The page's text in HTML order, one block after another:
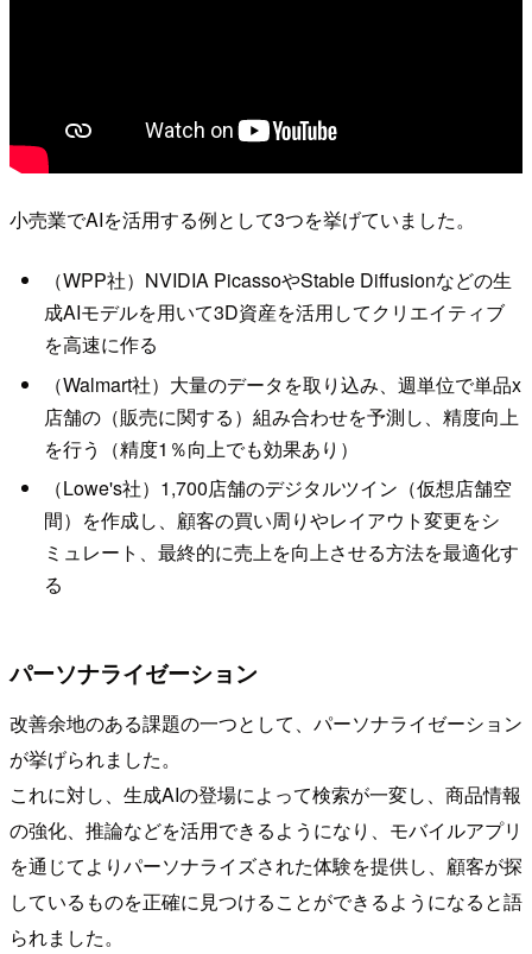
小売業でAIを活用する例として3つを挙げていました。
（WPP社）NVIDIA PicassoやStable Diffusionなどの生
成AIモデルを用いて3D資産を活用してクリエイティブ
を高速に作る
（Walmart社）大量のデータを取り込み、週単位で単品x
店舗の（販売に関する）組み合わせを予測し、精度向上
を行う（精度1％向上でも効果あり）
（Lowe's社）1,700店舗のデジタルツイン（仮想店舗空
間）を作成し、顧客の買い周りやレイアウト変更をシ
ミュレート、最終的に売上を向上させる方法を最適化す
る
パーソナライゼーション
改善余地のある課題の一つとして、パーソナライゼーション
が挙げられました。
これに対し、生成AIの登場によって検索が一変し、商品情報
の強化、推論などを活用できるようになり、モバイルアプリ
を通じてよりパーソナライズされた体験を提供し、顧客が探
しているものを正確に見つけることができるようになると語
られました。